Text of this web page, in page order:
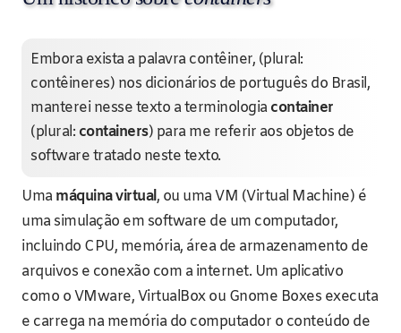
Embora exista a palavra contêiner, (plural:
contêineres) nos dicionários de português do Brasil,
manterei nesse texto a terminologiacontainer
(plural: containers) para me referir aos objetos de
software tratado neste texto.
Umamáquina virtual, ou uma VM (Virtual Machine) é
uma simulação em software de um computador,
incluindo CPU, memória, área de armazenamento de
arquivos e conexão com a internet. Um aplicativo
como o VMware, VirtualBox ou Gnome Boxes executa
e carrega na memória do computador o conteúdo de